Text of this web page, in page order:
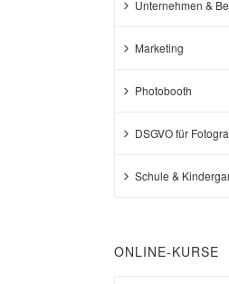
Unternehmen &
Marketing
Photobooth
DSGVO für
Schule &
ONLINE-KURSE